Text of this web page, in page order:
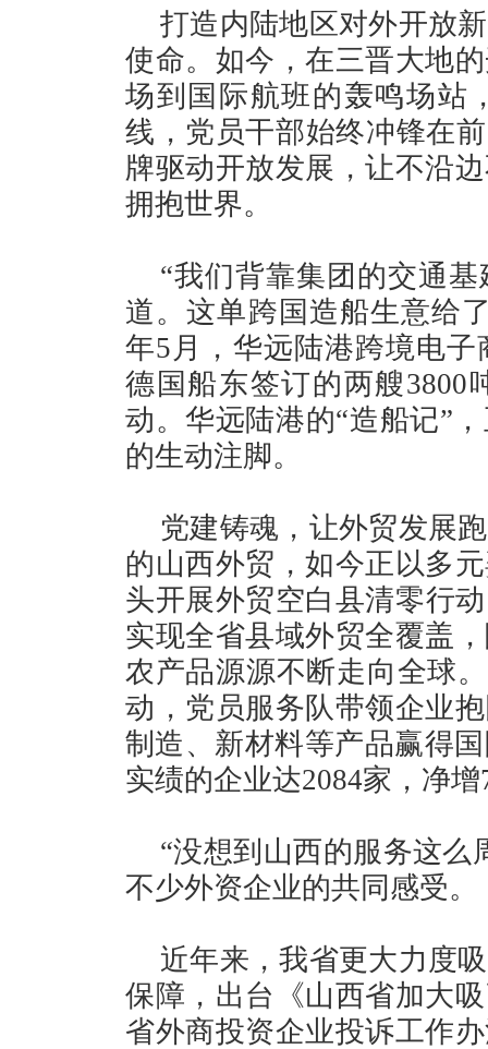
打造内陆地区对外开放
使命。如今，在三晋大地
场到国际航班的轰鸣场站
线，党员干部始终冲锋在
牌驱动开放发展，让不沿
拥抱世界。
“我们背靠集团的交通
道。这单跨国造船生意给
年5月，华远陆港跨境电
德国船东签订的两艘3800
动。华远陆港的“造船记”
的生动注脚。
党建铸魂，让外贸发展
的山西外贸，如今正以多
头开展外贸空白县清零行
实现全省县域外贸全覆盖
农产品源源不断走向全球
动，党员服务队带领企业
制造、新材料等产品赢得
实绩的企业达2084家，净
“没想到山西的服务这么
不少外资企业的共同感受。
近年来，我省更大力度
保障，出台《山西省加大
省外商投资企业投诉工作